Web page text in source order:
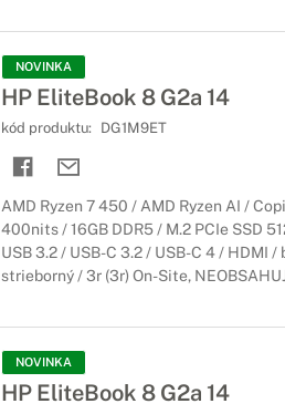
NOVINKA
HP EliteBook 8 G2a 14
kód produktu: DG1M9ET
AMD Ryzen 7 450 / AMD Ryzen AI /
400nits / 16GB DDR5 / M.2 PCIe SSD
USB 3.2 / USB-C 3.2 / USB-C 4 / HDMI
strieborný / 3r (3r) On-Site,
NOVINKA
HP EliteBook 8 G2a 14